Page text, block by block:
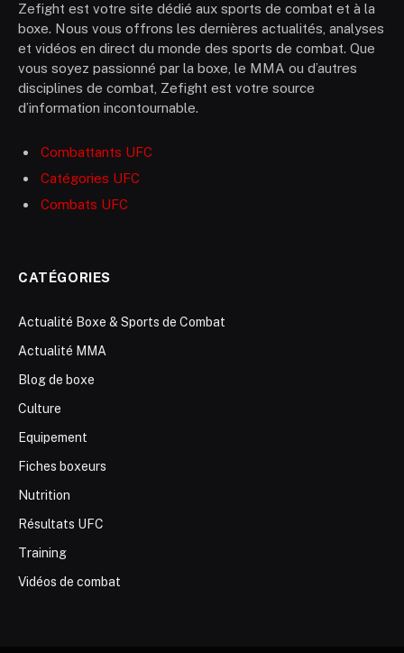
Zefight est votre site dédié aux sports de combat et à la
boxe. Nous vous offrons les dernières actualités, analyses
et vidéos en direct du monde des sports de combat. Que
vous soyez passionné par la boxe, le MMA ou d’autres
disciplines de combat, Zefight est votre source
d’information incontournable.
Combattants UFC
Catégories UFC
Combats UFC
CATÉGORIES
Actualité Boxe & Sports de Combat
Actualité MMA
Blog de boxe
Culture
Equipement
Fiches boxeurs
Nutrition
Résultats UFC
Training
Vidéos de combat